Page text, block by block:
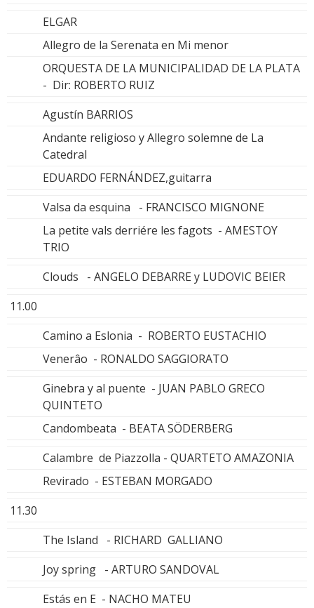
ELGAR
Allegro de la Serenata en Mi menor
ORQUESTA DE LA MUNICIPALIDAD DE LA PLATA
- Dir: ROBERTO RUIZ
Agustín BARRIOS
Andante religioso y Allegro solemne de La
Catedral
EDUARDO FERNÁNDEZ,guitarra
Valsa da esquina - FRANCISCO MIGNONE
La petite vals derriére les fagots - AMESTOY
TRIO
Clouds - ANGELO DEBARRE y LUDOVIC BEIER
11.00
Camino a Eslonia - ROBERTO EUSTACHIO
Venerâo - RONALDO SAGGIORATO
Ginebra y al puente - JUAN PABLO GRECO
QUINTETO
Candombeata - BEATA SÖDERBERG
Calambre de Piazzolla - QUARTETO AMAZONIA
Revirado - ESTEBAN MORGADO
11.30
The Island - RICHARD GALLIANO
Joy spring - ARTURO SANDOVAL
Estás en E - NACHO MATEU